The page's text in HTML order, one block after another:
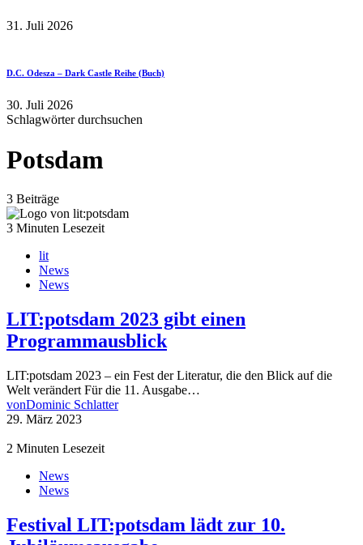
31. Juli 2026
D.C. Odesza – Dark Castle Reihe (Buch)
30. Juli 2026
Schlagwörter durchsuchen
Potsdam
3 Beiträge
3 Minuten Lesezeit
lit
News
News
LIT:potsdam 2023 gibt einen
Programmausblick
LIT:potsdam 2023 – ein Fest der Literatur, die den Blick auf die
Welt verändert Für die 11. Ausgabe…
vonDominic Schlatter
29. März 2023
2 Minuten Lesezeit
News
News
Festival LIT:potsdam lädt zur 10.